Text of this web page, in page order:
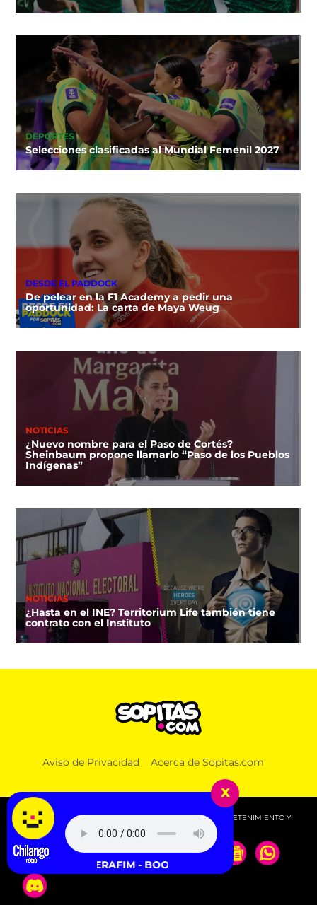
DEPORTES
Selecciones clasificadas al Mundial Femenil 2027
DESDE EL PADDOCK
De pelear en la F1 Academy a pedir una
oportunidad: La carta de Maya Weug
NOTICIAS
¿Nuevo nombre para el Paso de Cortés?
Sheinbaum propone llamarlo “Paso de los Pueblos
Indígenas”
NOTICIAS
¿Hasta en el INE? Territorium Life también tiene
contrato con el Instituto
Aviso de Privacidad Acerca de Sopitas.com
© 2026 SOPITAS.COM - MÚSICA, NOTICIAS, DEPORTES, ENTRETENIMIENTO Y
MÁS!.
x
LE SSERAFIM - BOOMPALA